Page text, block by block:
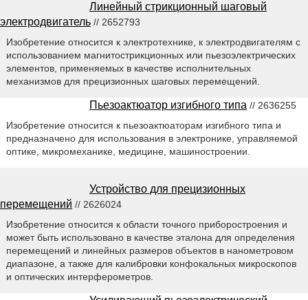
Линейный стрикционный шаговый
электродвигатель // 2652793
Изобретение относится к электротехнике, к электродвигателям с
использованием магнитострикционных или пьезоэлектрических
элементов, применяемых в качестве исполнительных
механизмов для прецизионных шаговых перемещений.
Пьезоактюатор изгибного типа // 2636255
Изобретение относится к пьезоактюаторам изгибного типа и
предназначено для использования в электронике, управляемой
оптике, микромеханике, медицине, машиностроении.
Устройство для прецизионных
перемещений // 2626024
Изобретение относится к области точного приборостроения и
может быть использовано в качестве эталона для определения
перемещений и линейных размеров объектов в нанометровом
диапазоне, а также для калибровки конфокальных микроскопов
и оптических интерферометров.